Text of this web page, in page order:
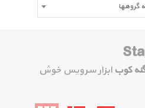
گروهها
کوب ابزار سرویس خوش